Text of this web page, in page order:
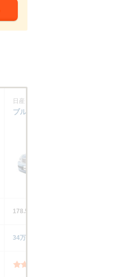
日産
ブルーバードシルフィ
178.5～241.5万円
34万円